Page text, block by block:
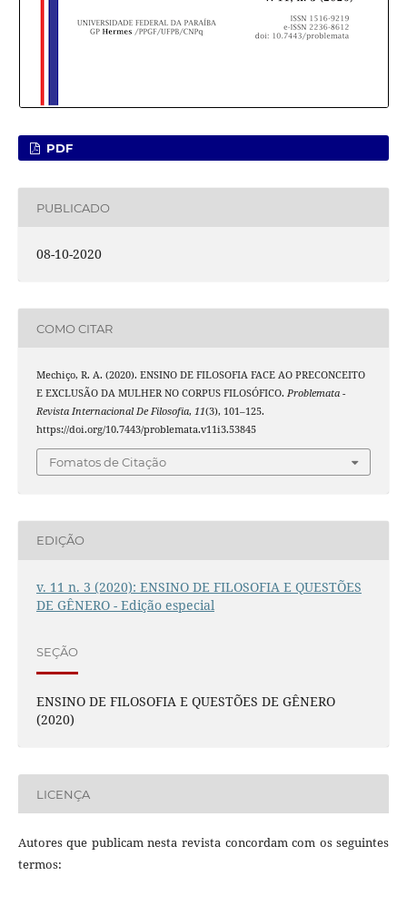
PDF
PUBLICADO
08-10-2020
COMO CITAR
Mechiço, R. A. (2020). ENSINO DE FILOSOFIA FACE AO PRECONCEITO
E EXCLUSÃO DA MULHER NO CORPUS FILOSÓFICO. Problemata -
Revista Internacional De Filosofia, 11(3), 101–125.
https://doi.org/10.7443/problemata.v11i3.53845
Fomatos de Citação
EDIÇÃO
v. 11 n. 3 (2020): ENSINO DE FILOSOFIA E QUESTÕES
DE GÊNERO - Edição especial
SEÇÃO
ENSINO DE FILOSOFIA E QUESTÕES DE GÊNERO
(2020)
LICENÇA
Autores que publicam nesta revista concordam com os seguintes
termos: